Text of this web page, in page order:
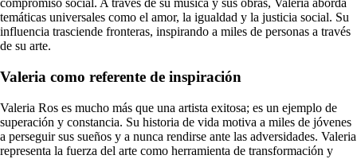
compromiso social. A través de su música y sus obras, Valeria aborda
temáticas universales como el amor, la igualdad y la justicia social. Su
influencia trasciende fronteras, inspirando a miles de personas a través
de su arte.
Valeria como referente de inspiración
Valeria Ros es mucho más que una artista exitosa; es un ejemplo de
superación y constancia. Su historia de vida motiva a miles de jóvenes
a perseguir sus sueños y a nunca rendirse ante las adversidades. Valeria
representa la fuerza del arte como herramienta de transformación y